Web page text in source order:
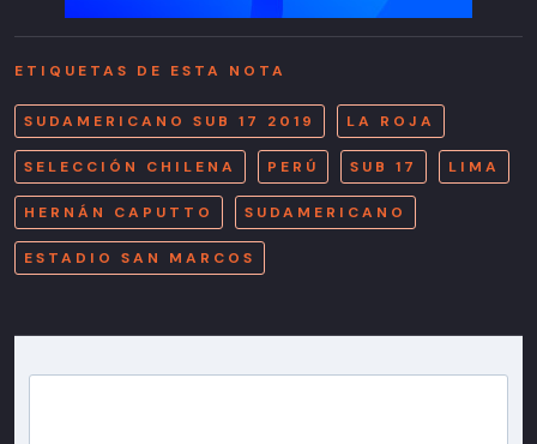
ETIQUETAS DE ESTA NOTA
SUDAMERICANO SUB 17 2019 LA ROJA
SELECCIÓN CHILENA PERÚ SUB 17 LIMA
HERNÁN CAPUTTO SUDAMERICANO
ESTADIO SAN MARCOS